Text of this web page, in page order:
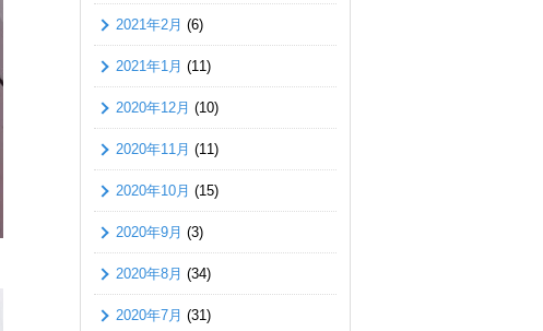
2021年2月 (6)
2021年1月 (11)
2020年12月 (10)
2020年11月 (11)
2020年10月 (15)
2020年9月 (3)
2020年8月 (34)
2020年7月 (31)